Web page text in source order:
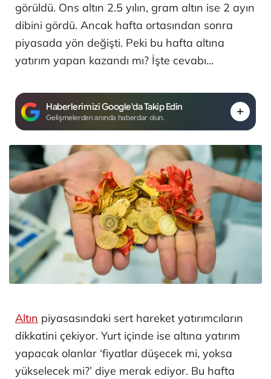
görüldü. Ons altın 2.5 yılın, gram altın ise 2 ayın
dibini gördü. Ancak hafta ortasından sonra
piyasada yön değişti. Peki bu hafta altına
yatırım yapan kazandı mı? İşte cevabı...
Haberlerimizi Google'da Takip Edin
Gelişmelerden anında haberdar olun.
Altın piyasasındaki sert hareket yatırımcıların
dikkatini çekiyor. Yurt içinde ise altına yatırım
yapacak olanlar ‘fiyatlar düşecek mi, yoksa
yükselecek mi?’ diye merak ediyor. Bu hafta